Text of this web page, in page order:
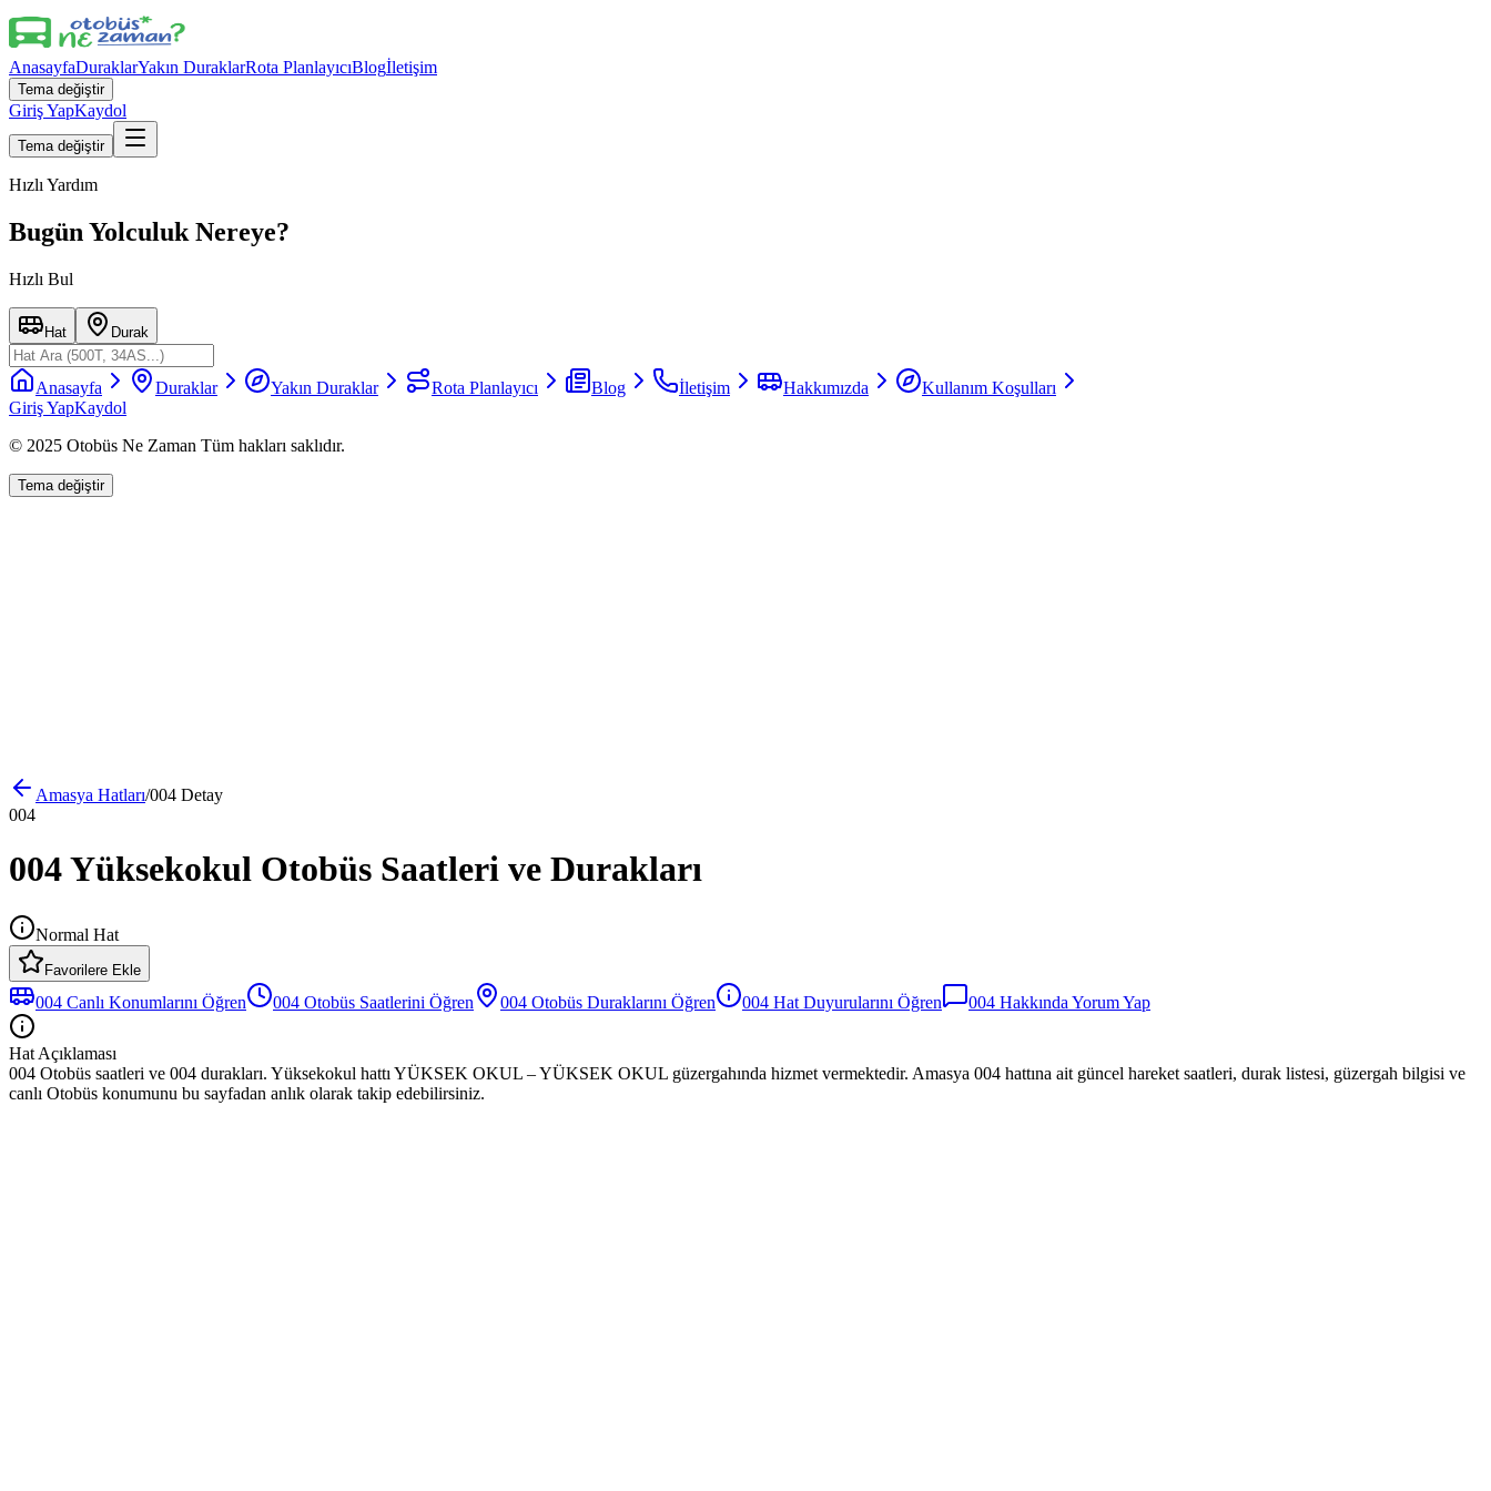
AnasayfaDuraklarYakın DuraklarRota PlanlayıcıBlogİletişim
Tema değiştir
Giriş YapKaydol
Tema değiştir
Hızlı Yardım
Bugün Yolculuk Nereye?
Hızlı Bul
Hat Durak
Anasayfa Duraklar Yakın Duraklar Rota Planlayıcı Blog İletişim Hakkımızda
Kullanım Koşulları
Giriş YapKaydol
© 2025 Otobüs Ne Zaman Tüm hakları saklıdır.
Tema değiştir
Amasya Hatları/004 Detay
004
004 Yüksekokul Otobüs Saatleri ve Durakları
Normal Hat
Favorilere Ekle
004 Canlı Konumlarını Öğren 004 Otobüs Saatlerini Öğren 004 Otobüs Duraklarını Öğren 004 Hat Duyurularını Öğren 004 Hakkında Yorum Yap
Hat Açıklaması
004 Otobüs saatleri ve 004 durakları. Yüksekokul hattı YÜKSEK OKUL – YÜKSEK OKUL güzergahında hizmet vermektedir. Amasya 004 hattına ait güncel hareket saatleri, durak listesi, güzergah bilgisi ve
canlı Otobüs konumunu bu sayfadan anlık olarak takip edebilirsiniz.